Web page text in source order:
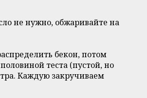
не нужно, обжаривайте на
бекон, потом
теста (пустой, но
Каждую закручиваем